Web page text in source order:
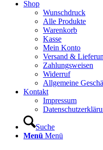
Shop
Wunschdruck
Alle Produkte
Warenkorb
Kasse
Mein Konto
Versand &
Zahlungsweisen
Widerruf
Allgemeine
Kontakt
Impressum
Suche
Menü Menü